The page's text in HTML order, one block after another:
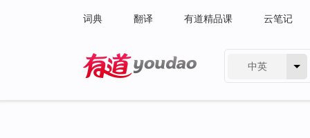
词典 翻译 有道精品课 云笔记
中英